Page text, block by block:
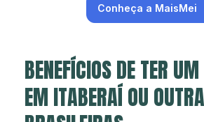
Conheça a MaisMei
BENEFÍCIOS DE TER
EM ITABERAÍ OU